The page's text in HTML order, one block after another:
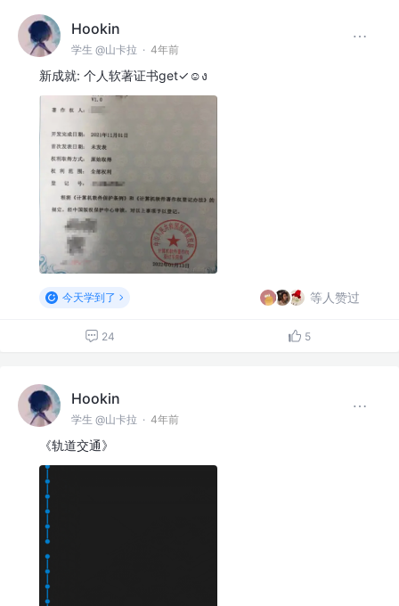
Hookin
学生 @山卡拉 · 4年前
新成就: 个人软著证书get✓☺ง
今天学到了 等人赞过
24 5
Hookin
学生 @山卡拉 · 4年前
《轨道交通》